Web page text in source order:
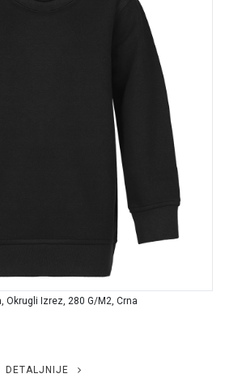
Okrugli Izrez, 280 G/m2, Crna
DETALJNIJE